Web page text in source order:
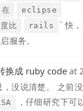
eclipse
比
rails
` 快
服务。
换成 ruby code at
，没说清楚。 之前
，仔细研究下可